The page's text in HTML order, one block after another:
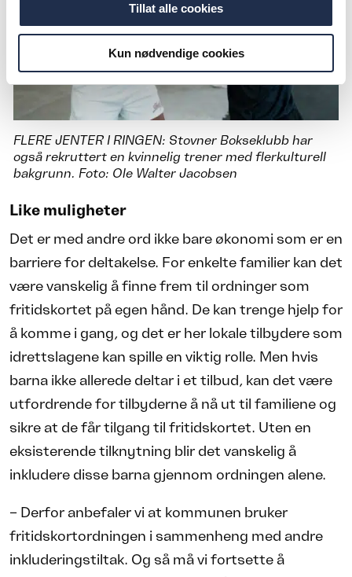
Tillat alle cookies
Kun nødvendige cookies
FLERE JENTER I RINGEN: Stovner Bokseklubb har
også rekruttert en kvinnelig trener med flerkulturell
bakgrunn. Foto: Ole Walter Jacobsen
Like muligheter
Det er med andre ord ikke bare økonomi som er en
barriere for deltakelse. For enkelte familier kan det
være vanskelig å finne frem til ordninger som
fritidskortet på egen hånd. De kan trenge hjelp for
å komme i gang, og det er her lokale tilbydere som
idrettslagene kan spille en viktig rolle. Men hvis
barna ikke allerede deltar i et tilbud, kan det være
utfordrende for tilbyderne å nå ut til familiene og
sikre at de får tilgang til fritidskortet. Uten en
eksisterende tilknytning blir det vanskelig å
inkludere disse barna gjennom ordningen alene.
– Derfor anbefaler vi at kommunen bruker
fritidskortordningen i sammenheng med andre
inkluderingstiltak. Og så må vi fortsette å